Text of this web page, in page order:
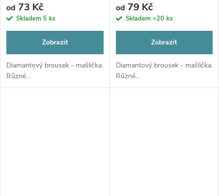
od 73 Kč
Skladem 5 ks
Zobrazit
Diamantový brousek - mašlička.
Různé...
od 79 Kč
Skladem >20 ks
Zobrazit
Diamantový brousek - mašlička.
Různé...